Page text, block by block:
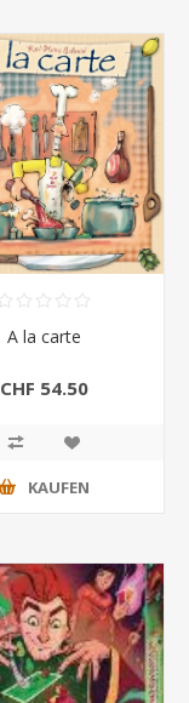
A la carte
CHF 54.50
KAUFEN